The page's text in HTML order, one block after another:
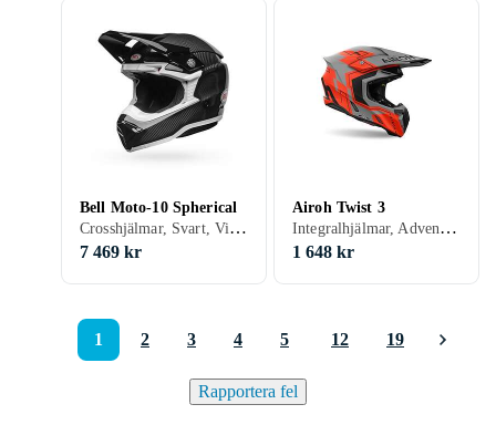
Bell Moto-10 Spherical
Crosshjälmar, Svart, Vit, Silver, Grå, Blå, Röd, Gul, Orange, Guld, Grön, Lila
7 469 kr
Airoh Twist 3
Integralhjälmar, Adventure hjälmar, Crosshjälmar, Svart, Vit, Grå, Blå, Röd, Gul, Orange, Guld, Grön, Rosa, Lila
1 648 kr
1 2 3 4 5 12 19
Rapportera fel